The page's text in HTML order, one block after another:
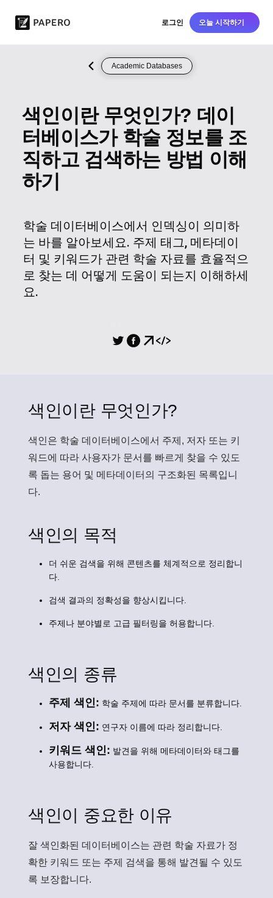
로그인 오늘 시작하기
Academic Databases
색인이란 무엇인가? 데이
터베이스가 학술 정보를 조
직하고 검색하는 방법 이해
하기
학술 데이터베이스에서 인덱싱이 의미하
는 바를 알아보세요. 주제 태그, 메타데이
터 및 키워드가 관련 학술 자료를 효율적으
로 찾는 데 어떻게 도움이 되는지 이해하세
요.
색인이란 무엇인가?
색인 은 학술 데이터베이스에서 주제, 저자 또는 키
워드에 따라 사용자가 문서를 빠르게 찾을 수 있도
록 돕는 용어 및 메타데이터의 구조화된 목록입니
다.
색인의 목적
더 쉬운 검색을 위해 콘텐츠를 체계적으로 정리합니
다.
검색 결과의 정확성을 향상시킵니다.
주제나 분야별로 고급 필터링을 허용합니다.
색인의 종류
주제 색인: 학술 주제에 따라 문서를 분류합니다.
저자 색인: 연구자 이름에 따라 정리합니다.
키워드 색인: 발견을 위해 메타데이터와 태그를
사용합니다.
색인이 중요한 이유
잘 색인화된 데이터베이스는 관련 학술 자료가 정
확한 키워드 또는 주제 검색을 통해 발견될 수 있도
록 보장합니다.